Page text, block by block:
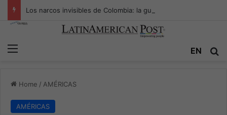
EN
Home / AMÉRICAS
AMÉRICAS